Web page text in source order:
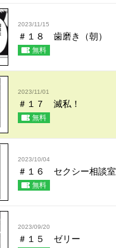
2023/11/15
＃１８ 歯磨き（朝）
無料
2023/11/01
＃１７ 滅私！
無料
2023/10/04
＃１６ セクシー相談室
無料
2023/09/20
＃１５ ゼリー